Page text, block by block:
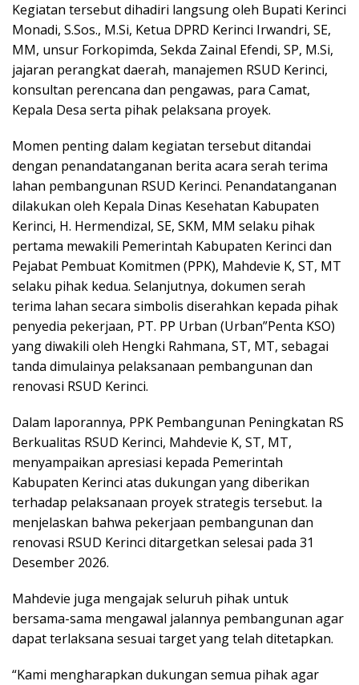
Kegiatan tersebut dihadiri langsung oleh Bupati Kerinci
Monadi, S.Sos., M.Si, Ketua DPRD Kerinci Irwandri, SE,
MM, unsur Forkopimda, Sekda Zainal Efendi, SP, M.Si,
jajaran perangkat daerah, manajemen RSUD Kerinci,
konsultan perencana dan pengawas, para Camat,
Kepala Desa serta pihak pelaksana proyek.
Momen penting dalam kegiatan tersebut ditandai
dengan penandatanganan berita acara serah terima
lahan pembangunan RSUD Kerinci. Penandatanganan
dilakukan oleh Kepala Dinas Kesehatan Kabupaten
Kerinci, H. Hermendizal, SE, SKM, MM selaku pihak
pertama mewakili Pemerintah Kabupaten Kerinci dan
Pejabat Pembuat Komitmen (PPK), Mahdevie K, ST, MT
selaku pihak kedua. Selanjutnya, dokumen serah
terima lahan secara simbolis diserahkan kepada pihak
penyedia pekerjaan, PT. PP Urban (Urban”Penta KSO)
yang diwakili oleh Hengki Rahmana, ST, MT, sebagai
tanda dimulainya pelaksanaan pembangunan dan
renovasi RSUD Kerinci.
Dalam laporannya, PPK Pembangunan Peningkatan RS
Berkualitas RSUD Kerinci, Mahdevie K, ST, MT,
menyampaikan apresiasi kepada Pemerintah
Kabupaten Kerinci atas dukungan yang diberikan
terhadap pelaksanaan proyek strategis tersebut. Ia
menjelaskan bahwa pekerjaan pembangunan dan
renovasi RSUD Kerinci ditargetkan selesai pada 31
Desember 2026.
Mahdevie juga mengajak seluruh pihak untuk
bersama-sama mengawal jalannya pembangunan agar
dapat terlaksana sesuai target yang telah ditetapkan.
“Kami mengharapkan dukungan semua pihak agar